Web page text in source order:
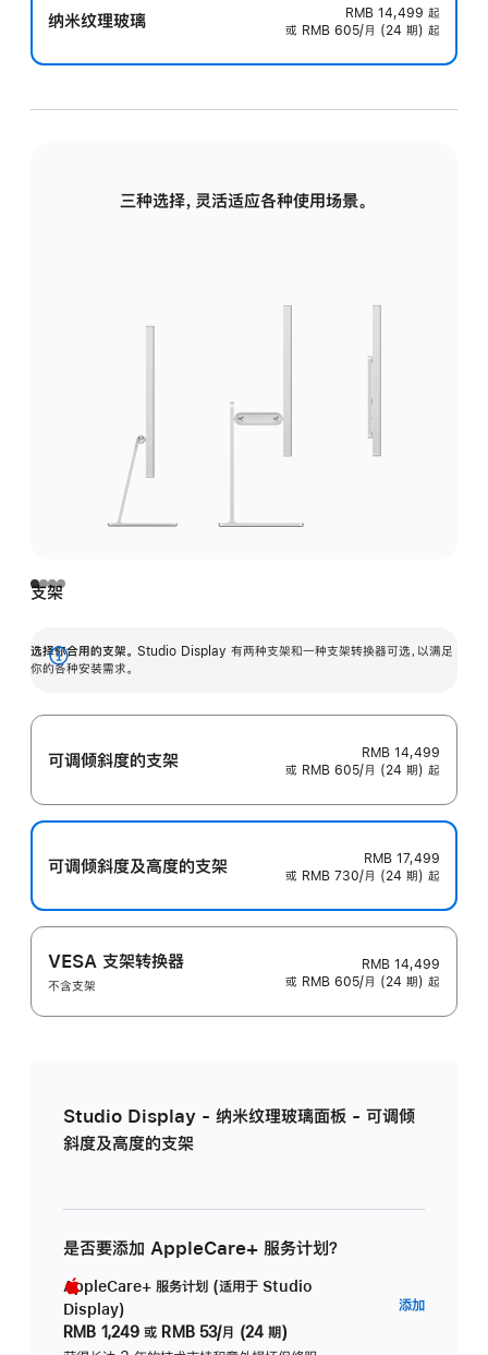
纳米纹理玻璃 RMB 14,499 起
或 RMB 605/月 (24 期) 起
三种选择，灵活适应各种使用场景。
支架
选择你合用的支架。 Studio Display 有两种支架和一种支架转换器可选，以满足
你的各种安装需求。
展
可调倾斜度的支架
RMB 14,499
或 RMB 605/月 (24 期) 起
可调倾斜度及高‍度的支‍架
RMB 17,499
或 RMB 730/月 (24 期) 起
VESA 支架转换器
不含支架
RMB 14,499
或 RMB 605/月 (24 期) 起
Studio Display - 纳米纹理玻璃面板 - 可调倾
斜度及高度的支架
是否要添加 AppleCare+ 服务计划？
AppleCare+ 服务计划 (适用于 Studio
Display)
RMB 1,249 或 RMB 53/月 (24 期)
添加